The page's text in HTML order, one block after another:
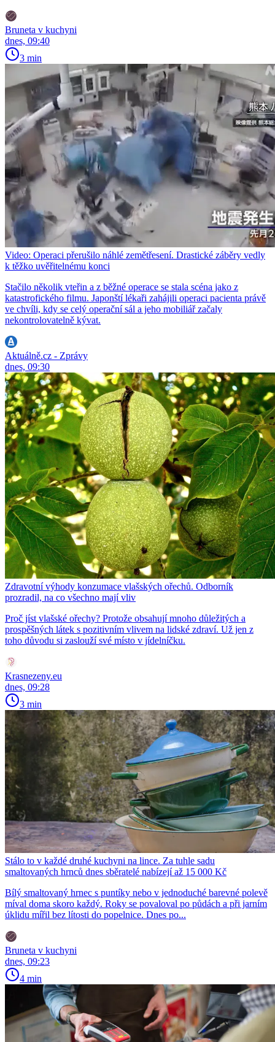
Bruneta v kuchyni
dnes, 09:40
3 min
Video: Operaci přerušilo náhlé zemětřesení. Drastické záběry vedly
k těžko uvěřitelnému konci
Stačilo několik vteřin a z běžné operace se stala scéna jako z
katastrofického filmu. Japonští lékaři zahájili operaci pacienta právě
ve chvíli, kdy se celý operační sál a jeho mobiliář začaly
nekontrolovatelně kývat.
Aktuálně.cz - Zprávy
dnes, 09:30
Zdravotní výhody konzumace vlašských ořechů. Odborník
prozradil, na co všechno mají vliv
Proč jíst vlašské ořechy? Protože obsahují mnoho důležitých a
prospěšných látek s pozitivním vlivem na lidské zdraví. Už jen z
toho důvodu si zaslouží své místo v jídelníčku.
Krasnezeny.eu
dnes, 09:28
3 min
Stálo to v každé druhé kuchyni na lince. Za tuhle sadu
smaltovaných hrnců dnes sběratelé nabízejí až 15 000 Kč
Bílý smaltovaný hrnec s puntíky nebo v jednoduché barevné polevě
míval doma skoro každý. Roky se povaloval po půdách a při jarním
úklidu mířil bez lítosti do popelnice. Dnes po...
Bruneta v kuchyni
dnes, 09:23
4 min